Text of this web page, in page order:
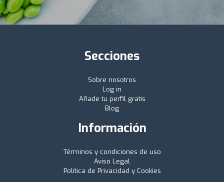
Secciones
Sobre nosotros
Log in
Añade tu perfil gratis
Blog
Información
Términos y condiciones de uso
Aviso Legal
Política de Privacidad y Cookies